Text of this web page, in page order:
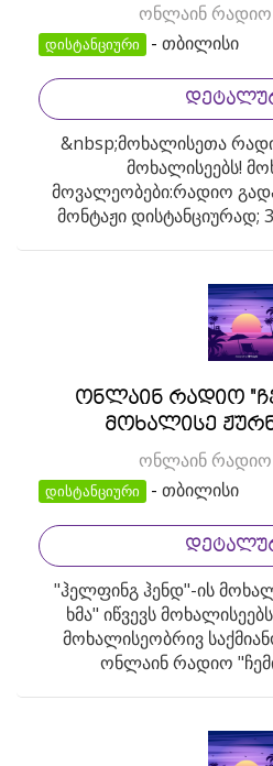
ონლაინ რადიო
დისტანციური - თბილისი
&nbsp;მოხალისეთა
მოხალისეებს!
მოვალეობები:რადიო
მონტაჟი დისტანციურად;
ონლაინ რადიო
მოხალისე
ონლაინ რადიო
დისტანციური - თბილისი
"ჰელფინგ ჰენდ"-ის
ხმა" იწვევს
მოხალისეობრივ
ონლაინ რადიო